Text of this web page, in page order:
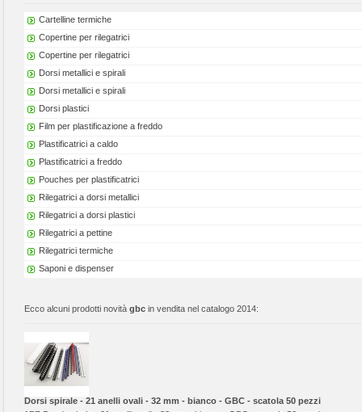
Cartelline termiche
Copertine per rilegatrici
Copertine per rilegatrici
Dorsi metallici e spirali
Dorsi metallici e spirali
Dorsi plastici
Film per plastificazione a freddo
Plastificatrici a caldo
Plastificatrici a freddo
Pouches per plastificatrici
Rilegatrici a dorsi metallici
Rilegatrici a dorsi plastici
Rilegatrici a pettine
Rilegatrici termiche
Saponi e dispenser
Ecco alcuni prodotti novità gbc in vendita nel catalogo 2014:
Dorsi spirale - 21 anelli ovali - 32 mm - bianco - GBC - scatola 50 pezzi